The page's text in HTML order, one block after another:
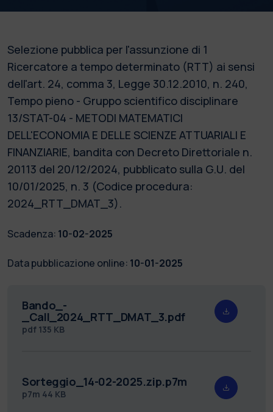
Selezione pubblica per l'assunzione di 1
Ricercatore a tempo determinato (RTT) ai sensi
dell'art. 24, comma 3, Legge 30.12.2010, n. 240,
Tempo pieno - Gruppo scientifico disciplinare
13/STAT-04 - METODI MATEMATICI
DELL'ECONOMIA E DELLE SCIENZE ATTUARIALI E
FINANZIARIE, bandita con Decreto Direttoriale n.
20113 del 20/12/2024, pubblicato sulla G.U. del
10/01/2025, n. 3 (Codice procedura:
2024_RTT_DMAT_3).
Scadenza: 10-02-2025
Data pubblicazione online: 10-01-2025
Bando_-
_Call_2024_RTT_DMAT_3.pdf
pdf 135 KB
Sorteggio_14-02-2025.zip.p7m
p7m 44 KB